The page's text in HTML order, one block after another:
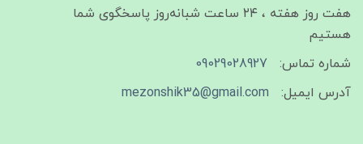
هفت روز هفته ، ۲۴ ساعت شبانه‌روز پاسخگوی شما
هستیم
شماره تماس:
09029028927
آدرس ایمیل:
mezonshik35@gmail.com